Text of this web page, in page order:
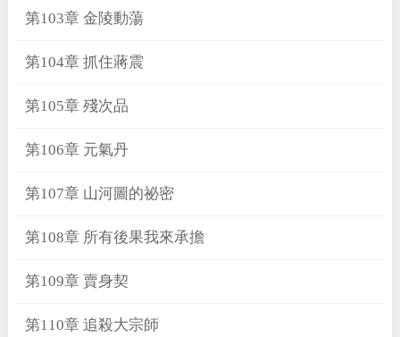
第103章 金陵動蕩
第104章 抓住蔣震
第105章 殘次品
第106章 元氣丹
第107章 山河圖的祕密
第108章 所有後果我來承擔
第109章 賣身契
第110章 追殺大宗師